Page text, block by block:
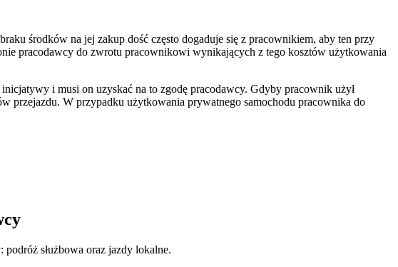
środków na jej zakup dość często dogaduje się z pracownikiem, aby ten przy
pracodawcy do zwrotu pracownikowi wynikających z tego kosztów użytkowania
i musi on uzyskać na to zgodę pracodawcy. Gdyby pracownik użył
przejazdu. W przypadku użytkowania prywatnego samochodu pracownika do
służbowa oraz jazdy lokalne.